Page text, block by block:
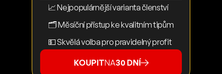
📈 Nejpopulárnější varianta členství
🗂️ Měsíční přístup ke kvalitním tipům
💵 Skvělá volba pro pravidelný profit
KOUPITNA30 DNÍ